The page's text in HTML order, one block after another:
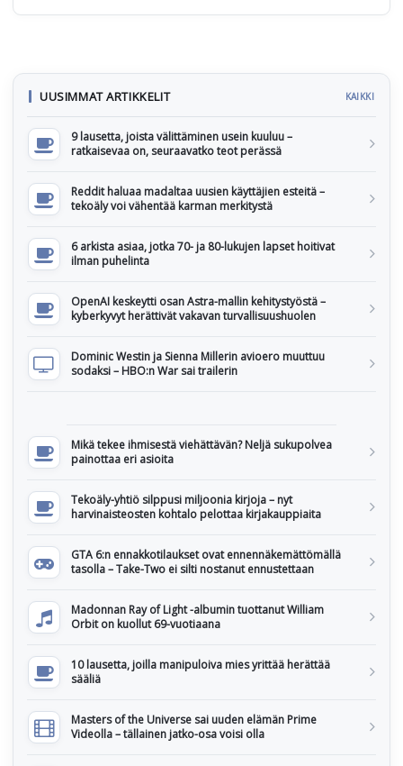
UUSIMMAT ARTIKKELIT KAIKKI
9 lausetta, joista välittäminen usein kuuluu –
ratkaisevaa on, seuraavatko teot perässä
Reddit haluaa madaltaa uusien käyttäjien esteitä –
tekoäly voi vähentää karman merkitystä
6 arkista asiaa, jotka 70- ja 80-lukujen lapset hoitivat
ilman puhelinta
OpenAI keskeytti osan Astra-mallin kehitystyöstä –
kyberkyvyt herättivät vakavan turvallisuushuolen
Dominic Westin ja Sienna Millerin avioero muuttuu
sodaksi – HBO:n War sai trailerin
Mikä tekee ihmisestä viehättävän? Neljä sukupolvea
painottaa eri asioita
Tekoäly-yhtiö silppusi miljoonia kirjoja – nyt
harvinaisteosten kohtalo pelottaa kirjakauppiaita
GTA 6:n ennakkotilaukset ovat ennennäkemättömällä
tasolla – Take-Two ei silti nostanut ennustettaan
Madonnan Ray of Light -albumin tuottanut William
Orbit on kuollut 69-vuotiaana
10 lausetta, joilla manipuloiva mies yrittää herättää
sääliä
Masters of the Universe sai uuden elämän Prime
Videolla – tällainen jatko-osa voisi olla